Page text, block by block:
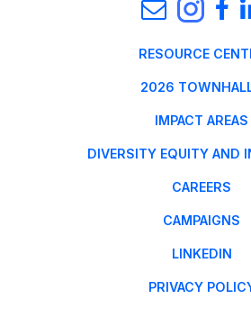
RESOURCE
2026
IMPACT AREAS
DIVERSITY EQUITY AND
CAREERS
CAMPAIGNS
LINKEDIN
PRIVACY